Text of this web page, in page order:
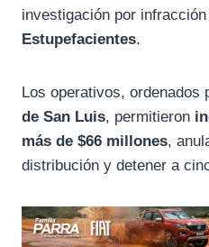
investigación por
Estupefacientes.
Los operativos, ordenados
de San Luis, permitieron
más de $66 millones,
distribución y detener a